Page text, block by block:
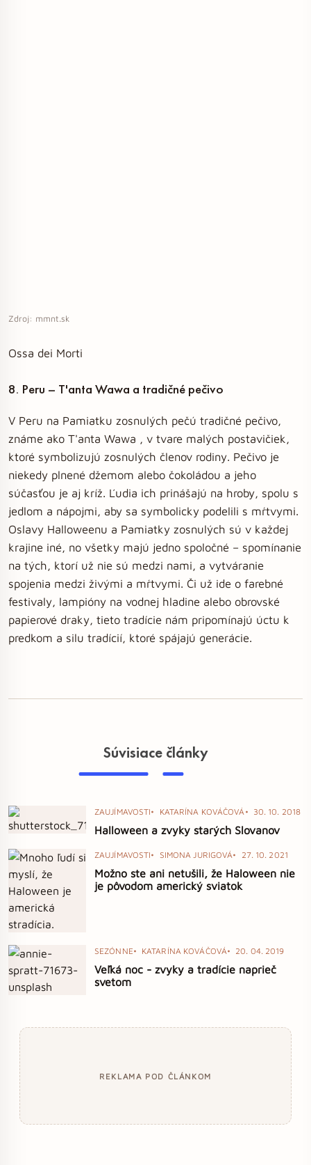
Zdroj: mmnt.sk
Ossa dei Morti
8. Peru – T'anta Wawa a tradičné pečivo
V Peru na Pamiatku zosnulých pečú tradičné pečivo,
známe ako T'anta Wawa , v tvare malých postavičiek,
ktoré symbolizujú zosnulých členov rodiny. Pečivo je
niekedy plnené džemom alebo čokoládou a jeho
súčasťou je aj kríž. Ľudia ich prinášajú na hroby, spolu s
jedlom a nápojmi, aby sa symbolicky podelili s mŕtvymi.
Oslavy Halloweenu a Pamiatky zosnulých sú v každej
krajine iné, no všetky majú jedno spoločné – spomínanie
na tých, ktorí už nie sú medzi nami, a vytváranie
spojenia medzi živými a mŕtvymi. Či už ide o farebné
festivaly, lampióny na vodnej hladine alebo obrovské
papierové draky, tieto tradície nám pripomínajú úctu k
predkom a silu tradícií, ktoré spájajú generácie.
Súvisiace články
ZAUJÍMAVOSTI KATARÍNA KOVÁČOVÁ 30. 10. 2018
Halloween a zvyky starých Slovanov
ZAUJÍMAVOSTI SIMONA JURIGOVÁ 27. 10. 2021
Možno ste ani netušili, že Haloween nie
je pôvodom americký sviatok
SEZÓNNE KATARÍNA KOVÁČOVÁ 20. 04. 2019
Veľká noc - zvyky a tradície naprieč
svetom
REKLAMA POD ČLÁNKOM